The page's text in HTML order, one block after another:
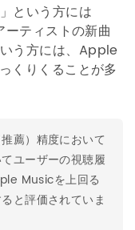
という方には
ティストの新曲
う方には、Apple
くりくることが多
薦）精度において
ユーザーの視聴履
Musicを上回る
と評価されていま